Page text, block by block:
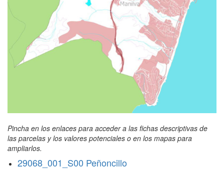
Pincha en los enlaces para acceder a las fichas descriptivas de
las parcelas y los valores potenciales o en los mapas para
ampliarlos.
29068_001_S00 Peñoncillo